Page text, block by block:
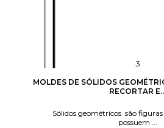
MOLDES DE SÓLIDOS
RECORTAR
Sólidos geométricos são
possuem ...